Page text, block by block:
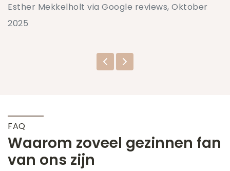
Esther Mekkelholt via Google reviews, Oktober
2025
FAQ
Waarom zoveel gezinnen fan
van ons zijn